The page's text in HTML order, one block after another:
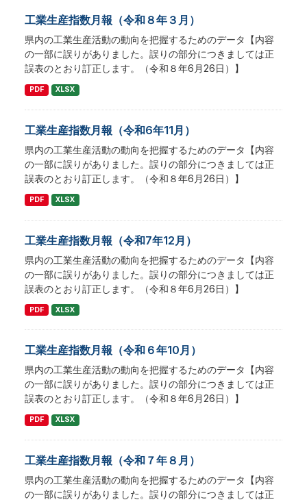
工業生産指数月報（令和８年３月）
県内の工業生産活動の動向を把握するためのデータ【内容
の一部に誤りがありました。誤りの部分につきましては正
誤表のとおり訂正します。（令和８年6月26日）】
PDF XLSX
工業生産指数月報（令和6年11月）
県内の工業生産活動の動向を把握するためのデータ【内容
の一部に誤りがありました。誤りの部分につきましては正
誤表のとおり訂正します。（令和８年6月26日）】
PDF XLSX
工業生産指数月報（令和7年12月）
県内の工業生産活動の動向を把握するためのデータ【内容
の一部に誤りがありました。誤りの部分につきましては正
誤表のとおり訂正します。（令和８年6月26日）】
PDF XLSX
工業生産指数月報（令和６年10月）
県内の工業生産活動の動向を把握するためのデータ【内容
の一部に誤りがありました。誤りの部分につきましては正
誤表のとおり訂正します。（令和８年6月26日）】
PDF XLSX
工業生産指数月報（令和７年８月）
県内の工業生産活動の動向を把握するためのデータ【内容
の一部に誤りがありました。誤りの部分につきましては正